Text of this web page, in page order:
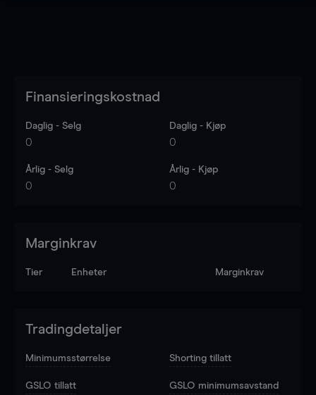
Finansieringskostnad
Daglig - Selg
0
Daglig - Kjøp
0
Årlig - Selg
0
Årlig - Kjøp
0
Marginkrav
Tier Enheter Marginkrav
Tradingdetaljer
Minimumsstørrelse Shorting tillatt
GSLO tillatt GSLO minimumsavstand